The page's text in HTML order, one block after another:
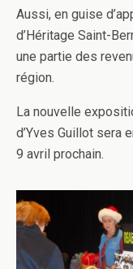
Aussi, en guise
d’Héritage Saint-
une partie des
région.
La nouvelle
d’Yves Guillot sera
9 avril prochain.